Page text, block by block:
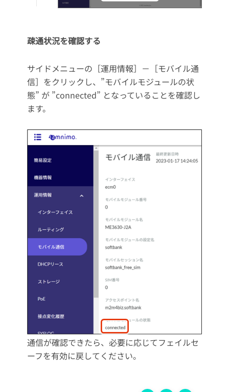
疎通状況を確認する
サイドメニューの［運用情報］－［モバイル通
信］をクリックし、”モバイルモジュールの状
態” が ”connected” となっていることを確認し
ます。
通信が確認できたら、必要に応じてフェイルセ
ーフを有効に戻してください。